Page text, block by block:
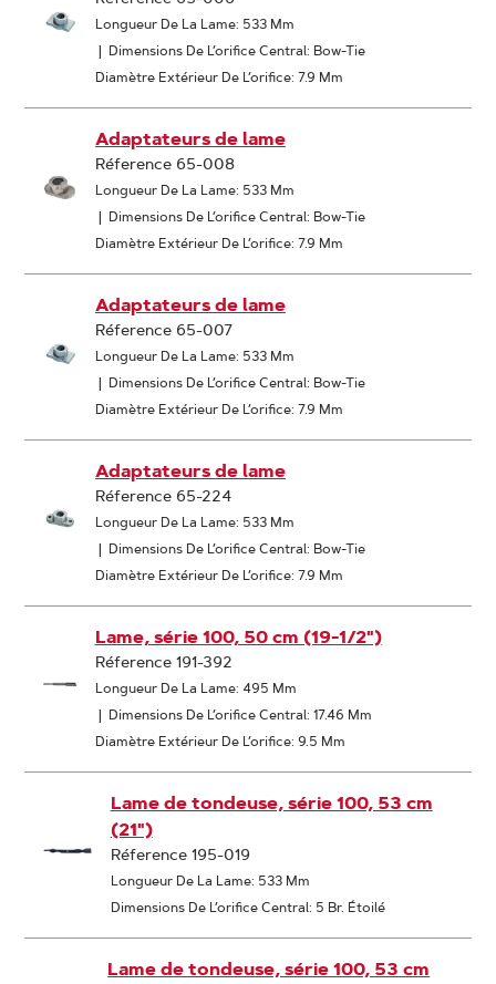
Longueur De La Lame: 533 Mm
| Dimensions De L’orifice Central: Bow-Tie
Diamètre Extérieur De L’orifice: 7.9 Mm
Adaptateurs de lame
Réference 65-008
Longueur De La Lame: 533 Mm
| Dimensions De L’orifice Central: Bow-Tie
Diamètre Extérieur De L’orifice: 7.9 Mm
Adaptateurs de lame
Réference 65-007
Longueur De La Lame: 533 Mm
| Dimensions De L’orifice Central: Bow-Tie
Diamètre Extérieur De L’orifice: 7.9 Mm
Adaptateurs de lame
Réference 65-224
Longueur De La Lame: 533 Mm
| Dimensions De L’orifice Central: Bow-Tie
Diamètre Extérieur De L’orifice: 7.9 Mm
Lame, série 100, 50 cm (19-1/2")
Réference 191-392
Longueur De La Lame: 495 Mm
| Dimensions De L’orifice Central: 17.46 Mm
Diamètre Extérieur De L’orifice: 9.5 Mm
Lame de tondeuse, série 100, 53 cm
(21")
Réference 195-019
Longueur De La Lame: 533 Mm
Dimensions De L’orifice Central: 5 Br. Étoilé
Lame de tondeuse, série 100, 53 cm